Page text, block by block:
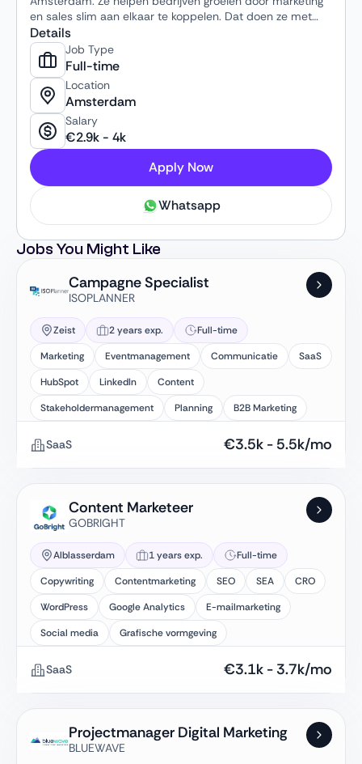
en sales slim aan elkaar te koppelen. Dat doen ze met
strategie, campagnes, content en slimme tools om de
juiste leads te vinden en om te zetten in klanten.
Daarnaast delen ze kennis via hun eigen academy zodat
bedrijven ook zelf sterker worden in moderne marketing.
Details
Job Type
Full-time
Location
Amsterdam
Salary
€2.9k - 4k
Apply Now
Whatsapp
Jobs You Might Like
Campagne Specialist
ISOPLANNER
Zeist 2 years exp.
Full-time
Marketing
Eventmanagement Communicatie
SaaS
HubSpot
LinkedIn
Content
Stakeholdermanagement
Planning B2B Marketing
SaaS €3.5k - 5.5k/mo
Content Marketeer
GOBRIGHT
Alblasserdam 1 years exp.
Full-time
Copywriting
Contentmarketing SEO SEA
CRO
WordPress
Google Analytics
E-mailmarketing
Social media
Grafische vormgeving
SaaS €3.1k - 3.7k/mo
Projectmanager Digital Marketing
BLUEWAVE